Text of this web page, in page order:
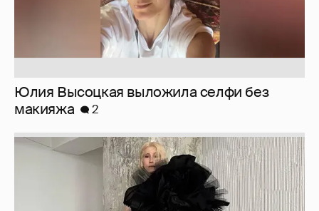
Журналистка Сулим примерила новый